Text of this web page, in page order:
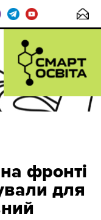
фронті
для